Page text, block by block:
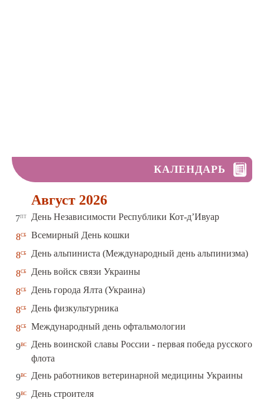
КАЛЕНДАРЬ
Август 2026
7пт День Независимости Республики Кот-д’Ивуар
8сб Всемирный День кошки
8сб День альпиниста (Международный день альпинизма)
8сб День войск связи Украины
8сб День города Ялта (Украина)
8сб День физкультурника
8сб Международный день офтальмологии
9вс
День воинской славы России - первая победа русского
флота
9вс День работников ветеринарной медицины Украины
9вс День строителя